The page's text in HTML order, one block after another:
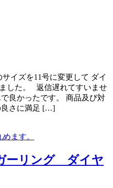
イズを11号に変更して ダイ
した。 返信遅れてすいませ
良かったです。 商品及び対
良さに満足 […]
ーリング ダイヤ